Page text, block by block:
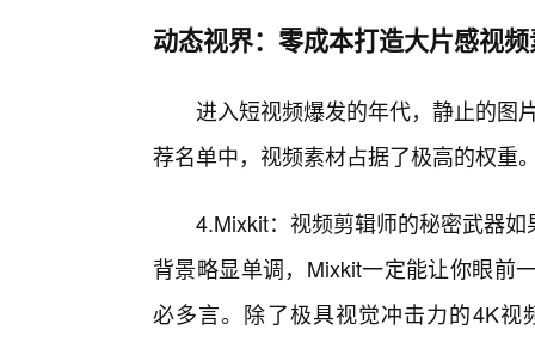
动态视界：零成本打造大片感视
进入短视频爆发的年代，静止的图
荐名单中，视频素材占据了极高的权重
4.Mixkit：视频剪辑师的秘密武器
背景略显单调，Mixkit一定能让你眼前
必多言。除了极具视觉冲击力的4K